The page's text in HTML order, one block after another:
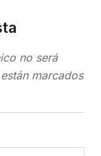
no será
marcados